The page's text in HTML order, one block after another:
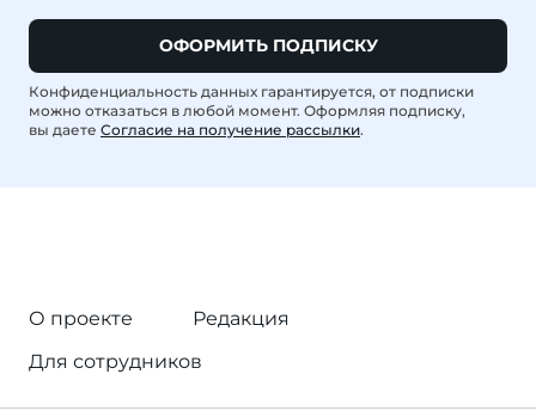
ОФОРМИТЬ ПОДПИСКУ
Конфиденциальность данных гарантируется, от подписки
можно отказаться в любой момент. Оформляя подписку,
вы даете Согласие на получение рассылки.
О проекте
Редакция
Для сотрудников